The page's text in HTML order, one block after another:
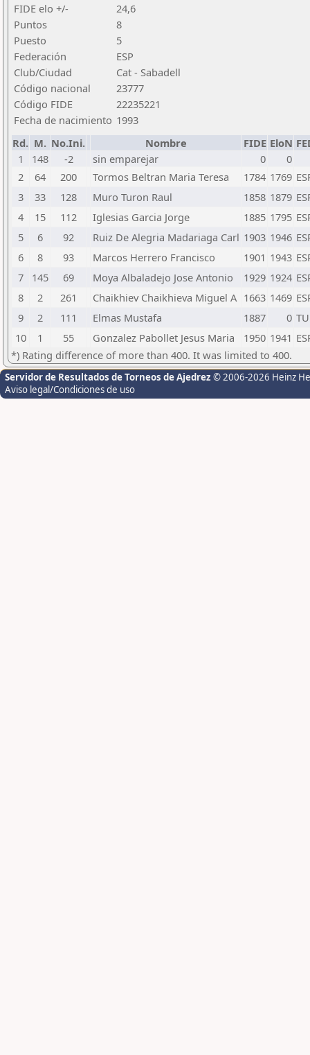
FIDE elo +/-
24,6
Puntos
8
Puesto
5
Federación
ESP
Club/Ciudad
Cat - Sabadell
Código nacional
23777
Código FIDE
22235221
Fecha de nacimiento 1993
Rd. M. No.Ini. Nombre FIDE EloN
1
148 -2 sin emparejar 0
0
2
64 200 Tormos Beltran Maria Teresa 1784 1769
3
33 128 Muro Turon Raul 1858 1879
4
15 112 Iglesias Garcia Jorge 1885 1795
5
6 92 Ruiz De Alegria Madariaga Carl 1903 1946
6
8 93 Marcos Herrero Francisco 1901 1943
7
145 69 Moya Albaladejo Jose Antonio 1929 1924
8
2 261 Chaikhiev Chaikhieva Miguel A 1663 1469
9
2 111 Elmas Mustafa 1887 0
10
1 55 Gonzalez Pabollet Jesus Maria 1950 1941
*) Rating difference of more than 400. It was limited to 400.
Servidor de Resultados de Torneos de Ajedrez © 2006-2026 Heinz
Aviso legal/Condiciones de uso